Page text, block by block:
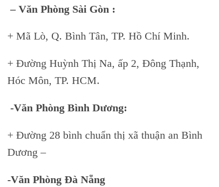
– Văn Phòng Sài Gòn :
+ Mã Lò, Q. Bình Tân, TP. Hồ Chí Minh.
+ Đường Huỳnh Thị Na, ấp 2, Đông Thạnh,
Hóc Môn, TP. HCM.
-Văn Phòng Bình Dương:
+ Đường 28 bình chuẩn thị xã thuận an Bình
Dương –
-Văn Phòng Đà Nẵng